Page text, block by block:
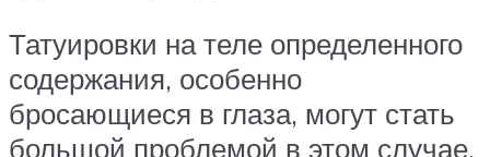
Татуировки на теле определенного
содержания, особенно
бросающиеся в глаза, могут стать
большой проблемой в этом случае.